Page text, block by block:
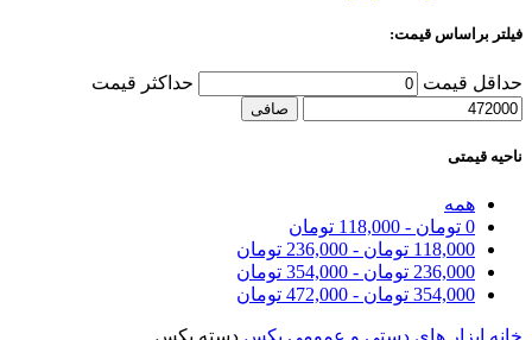
فیلتر براساس قیمت:
حداقل قیمت حداكثر قيمت
صافی
ناحیه قیمتی
همه
0 تومان -
118,000 تومان
118,000 تومان -
236,000 تومان
236,000 تومان -
354,000 تومان
354,000 تومان -
472,000 تومان
خانه ابزار های دستی و عمومی بکس دسته بکس